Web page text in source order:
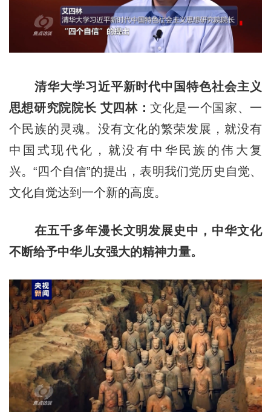
清华大学习近平新时代中国特色社会主义
思想研究院院长 艾四林：文化是一个国家、一
个民族的灵魂。没有文化的繁荣发展，就没有
中国式现代化，就没有中华民族的伟大复
兴。“四个自信”的提出，表明我们党历史自觉、
文化自觉达到一个新的高度。
在五千多年漫长文明发展史中，中华文化
不断给予中华儿女强大的精神力量。